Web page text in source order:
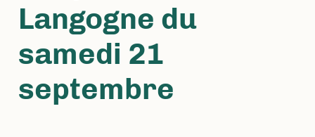
Langogne du
samedi 21
septembre